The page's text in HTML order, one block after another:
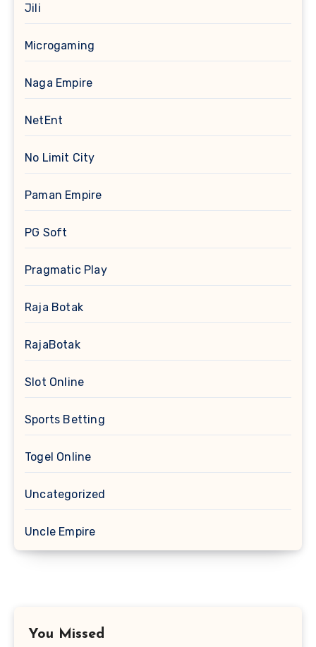
Jili
Microgaming
Naga Empire
NetEnt
No Limit City
Paman Empire
PG Soft
Pragmatic Play
Raja Botak
RajaBotak
Slot Online
Sports Betting
Togel Online
Uncategorized
Uncle Empire
You Missed